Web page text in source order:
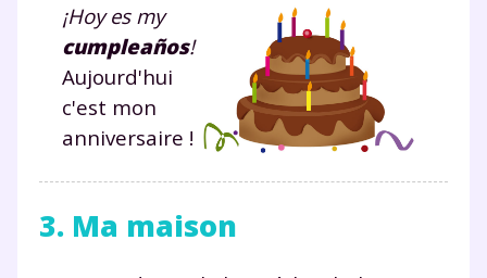
¡Hoy es my
cumpleaños!
Aujourd'hui
c'est mon
anniversaire !
3. Ma maison